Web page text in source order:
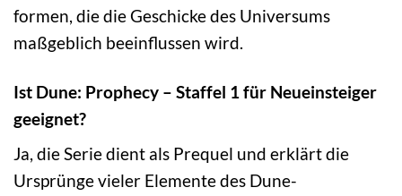
formen, die die Geschicke des Universums
maßgeblich beeinflussen wird.
Ist Dune: Prophecy – Staffel 1 für Neueinsteiger
geeignet?
Ja, die Serie dient als Prequel und erklärt die
Ursprünge vieler Elemente des Dune-